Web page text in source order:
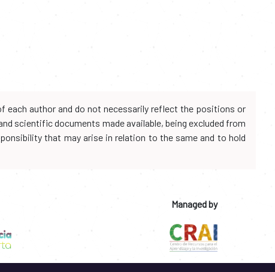
each author and do not necessarily reflect the positions or
scientific documents made available, being excluded from
that may arise in relation to the same and to hold
Managed by